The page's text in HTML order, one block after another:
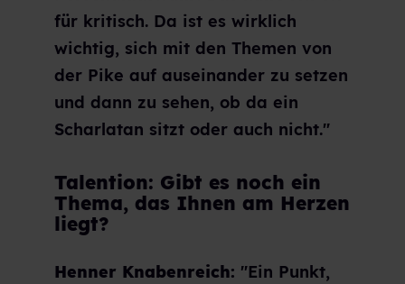
für kritisch. Da ist es wirklich
wichtig, sich mit den Themen von
der Pike auf auseinander zu setzen
und dann zu sehen, ob da ein
Scharlatan sitzt oder auch nicht."
Talention: Gibt es noch ein
Thema, das Ihnen am Herzen
liegt?
Henner Knabenreich: "Ein Punkt,